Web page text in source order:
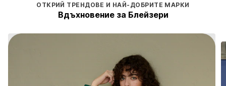
ОТКРИЙ ТРЕНДОВЕ И НАЙ-ДОБРИТЕ МАРКИ
Вдъхновение за Блейзери